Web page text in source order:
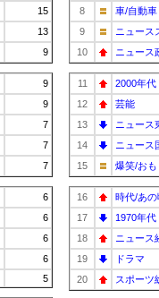
15
13
9
9
9
7
7
7
6
6
6
6
5
8
車/自動車
9
ニュース
10
ニュース
11 2000年代
12
芸能
13
ニュース
14
ニュース
15
爆笑/おも
16 時代/あの
17
1970年代
18
ニュース
19
ドラマ
20
スポーツ